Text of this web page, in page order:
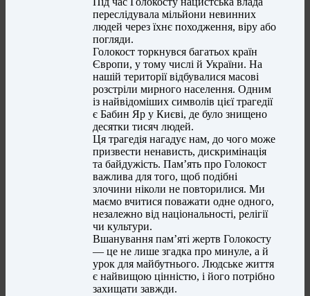
переслідувала мільйони невинних
людей через їхнє походження, віру або
погляди.
Голокост торкнувся багатьох країн
Європи, у тому числі й України. На
нашій території відбувалися масові
розстріли мирного населення. Одним
із найвідоміших символів цієї трагедії
є Бабин Яр у Києві, де було знищено
десятки тисяч людей.
Ця трагедія нагадує нам, до чого може
призвести ненависть, дискримінація
та байдужість. Пам’ять про Голокост
важлива для того, щоб подібні
злочини ніколи не повторилися. Ми
маємо вчитися поважати одне одного,
незалежно від національності, релігії
чи культури.
Вшанування пам’яті жертв Голокосту
— це не лише згадка про минуле, а й
урок для майбутнього. Людське життя
є найвищою цінністю, і його потрібно
захищати завжди.